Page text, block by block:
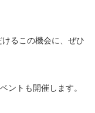
るこの機会に、ぜひ
ントも開催します。